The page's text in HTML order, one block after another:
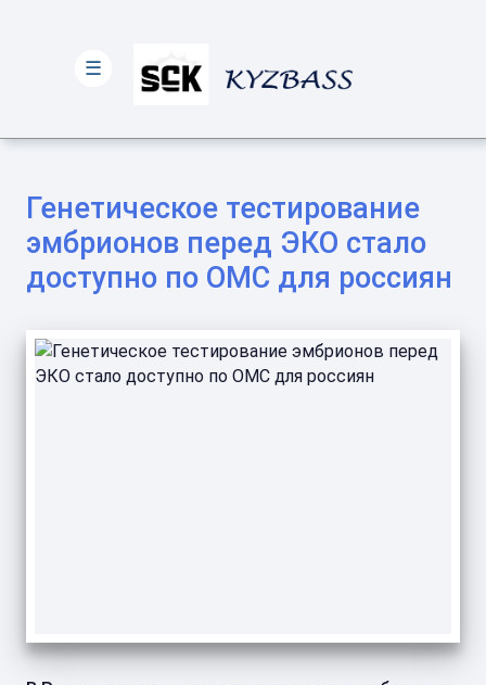
Генетическое тестирование
эмбрионов перед ЭКО стало
доступно по ОМС для россиян
☰